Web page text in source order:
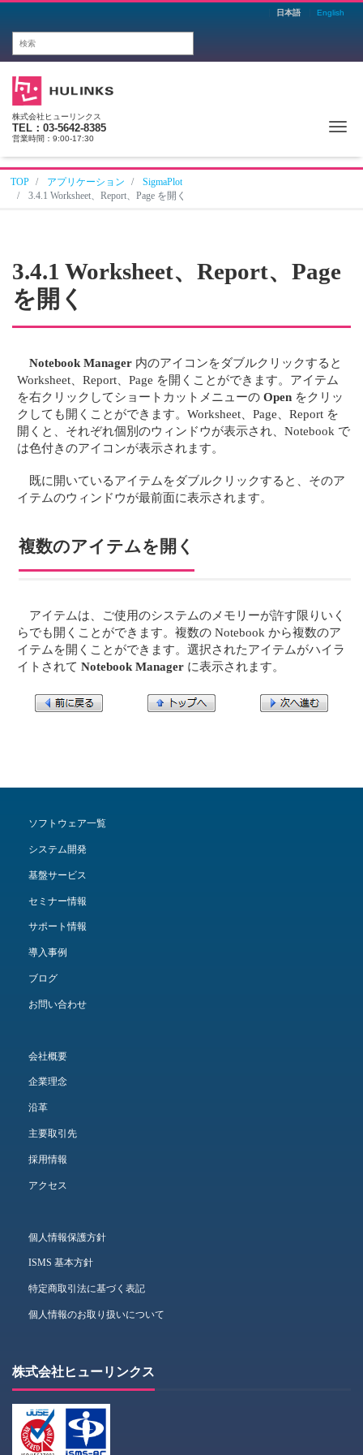
日本語 English
株式会社ヒューリンクス
TEL：03-5642-8385
営業時間：9:00-17:30
TOP アプリケーション
SigmaPlot
3.4.1 Worksheet、Report、Page を開く
3.4.1 Worksheet、Report、Page
を開く
Notebook Manager 内のアイコンをダブルクリックすると
Worksheet、Report、Page を開くことができます。アイテム
を右クリックしてショートカットメニューのOpen をクリッ
クしても開くことができます。Worksheet、Page、Report を
開くと、それぞれ個別のウィンドウが表示され、Notebook で
は色付きのアイコンが表示されます。
既に開いているアイテムをダブルクリックすると、そのア
イテムのウィンドウが最前面に表示されます。
複数のアイテムを開く
アイテムは、ご使用のシステムのメモリーが許す限りいく
らでも開くことができます。複数の Notebook から複数のア
イテムを開くことができます。選択されたアイテムがハイラ
イトされてNotebook Manager に表示されます。
ソフトウェア一覧
システム開発
基盤サービス
セミナー情報
サポート情報
導入事例
ブログ
お問い合わせ
会社概要
企業理念
沿革
主要取引先
採用情報
アクセス
個人情報保護方針
ISMS 基本方針
特定商取引法に基づく表記
個人情報のお取り扱いについて
株式会社ヒューリンクス